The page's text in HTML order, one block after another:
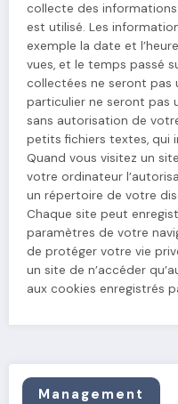
collecte des
est utilisé. Les
exemple la date et
vues, et le temps passé
collectées ne seront pas
particulier ne seront pas
sans autorisation de
petits fichiers textes, qui
Quand vous visitez un
votre ordinateur
un répertoire de votre
Chaque site peut
paramètres de votre
de protéger votre vie
un site de n’accéder
aux cookies enregistrés
Management